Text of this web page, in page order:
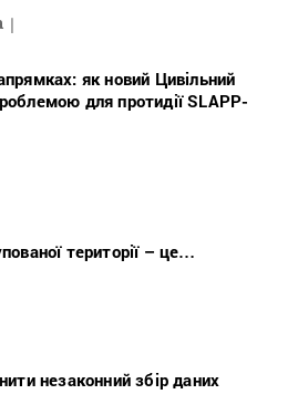
як новий Цивільний
для протидії SLAPP-
території – це…
незаконний збір даних